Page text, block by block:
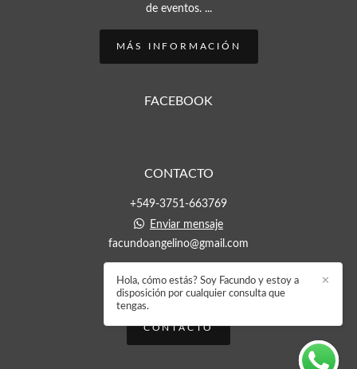
de eventos. ...
MÁS INFORMACIÓN
FACEBOOK
CONTACTO
+549-3751-663769
Enviar mensaje
facundoangelino@gmail.com
CONTACTO
✕
Hola, cómo estás? Soy Facundo y estoy a
disposición por cualquier consulta que
tengas.